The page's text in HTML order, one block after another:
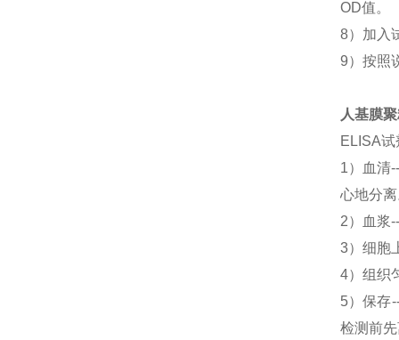
OD值。
8）加入
9）按照
人基膜
ELISA
1）血清
心地分
2）血浆
3）细胞
4）组织
5）保存
检测前